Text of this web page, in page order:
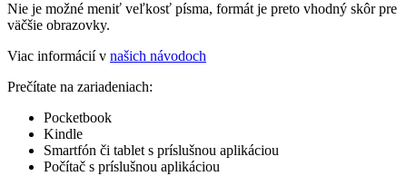
Nie je možné meniť veľkosť písma, formát je preto vhodný skôr pre
väčšie obrazovky.
Viac informácií v našich návodoch
Prečítate na zariadeniach:
Pocketbook
Kindle
Smartfón či tablet s príslušnou aplikáciou
Počítač s príslušnou aplikáciou